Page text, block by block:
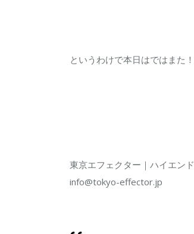
というわけで本日はではまた！
東京エフェクター｜ハイエン
info@tokyo-effector.jp